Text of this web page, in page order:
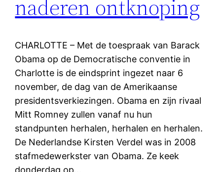
naderen ontknoping
CHARLOTTE – Met de toespraak van Barack
Obama op de Democratische conventie in
Charlotte is de eindsprint ingezet naar 6
november, de dag van de Amerikaanse
presidentsverkiezingen. Obama en zijn rivaal
Mitt Romney zullen vanaf nu hun
standpunten herhalen, herhalen en herhalen.
De Nederlandse Kirsten Verdel was in 2008
stafmedewerkster van Obama. Ze keek
donderdag op…